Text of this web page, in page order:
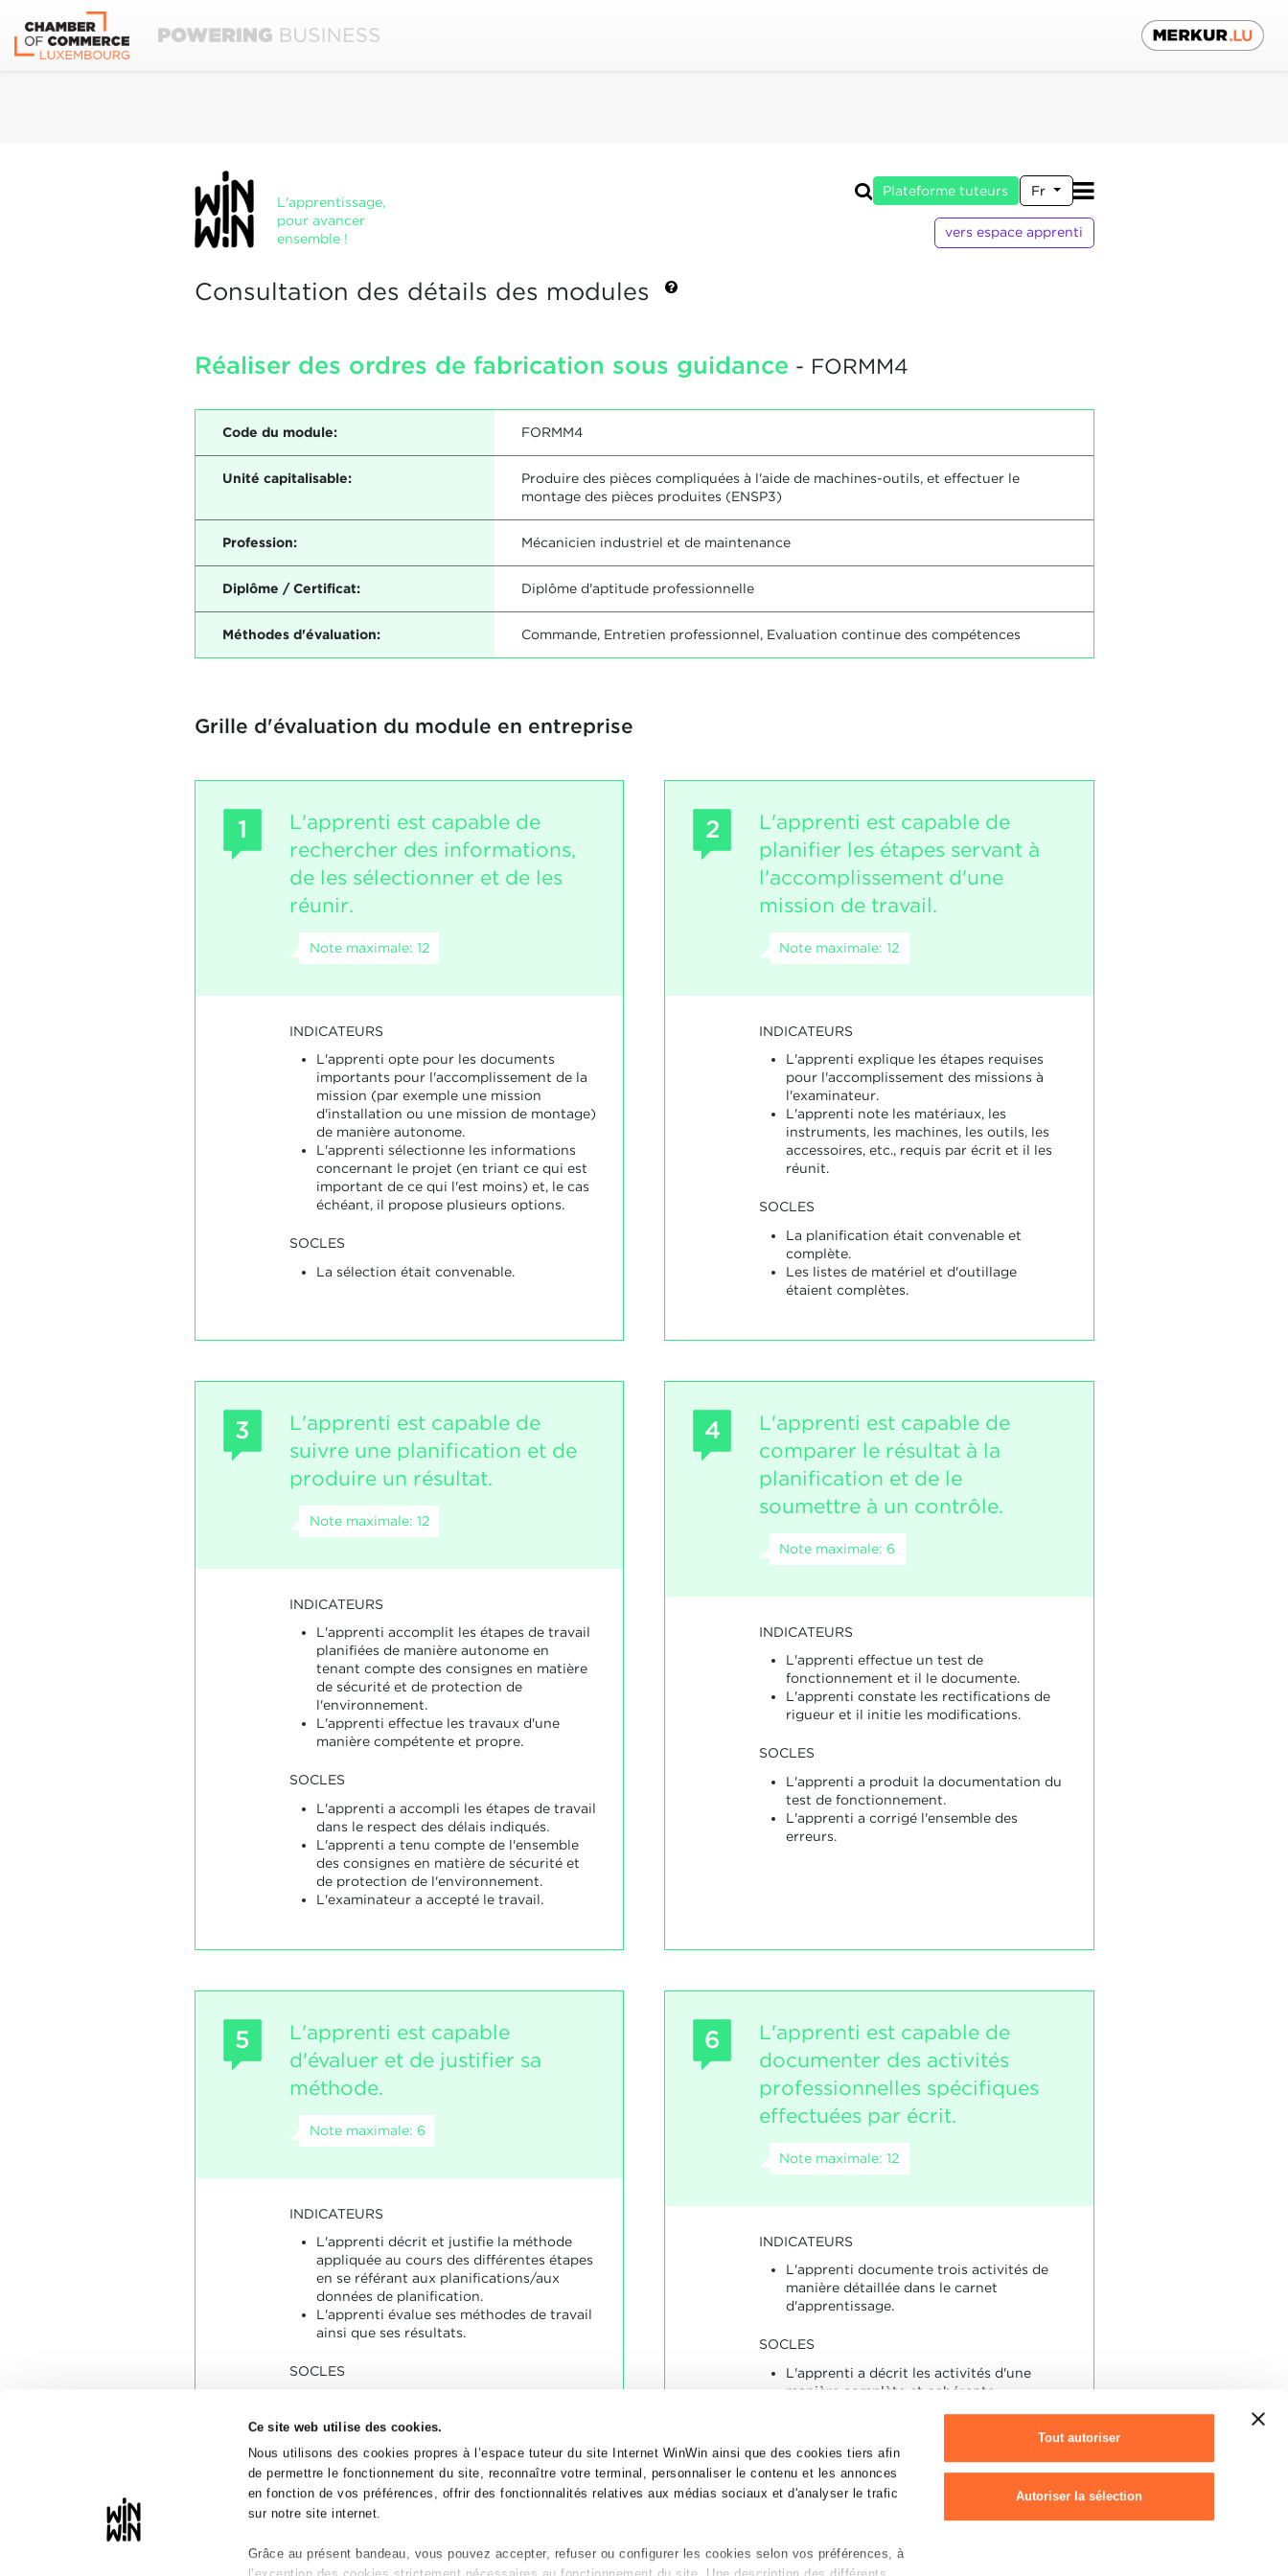
Ce site web utilise des cookies.
Nous utilisons des cookies propres à l’espace tuteur du site Internet WinWin ainsi que des cookies tiers afin
de permettre le fonctionnement du site, reconnaître votre terminal, personnaliser le contenu et les annonces
en fonction de vos préférences, offrir des fonctionnalités relatives aux médias sociaux et d'analyser le trafic
sur notre site internet.
Grâce au présent bandeau, vous pouvez accepter, refuser ou configurer les cookies selon vos préférences, à
Tout autoriser
Autoriser la sélection
L'apprentissage,
pour avancer
ensemble !
Plateforme tuteurs Fr
vers espace apprenti
Consultation des détails des modules
Réaliser des ordres de fabrication sous guidance - FORMM4
Code du module: FORMM4
Unité capitalisable:
Produire des pièces compliquées à l'aide de machines-outils, et effectuer le
montage des pièces produites (ENSP3)
Profession: Mécanicien industriel et de maintenance
Diplôme / Certificat: Diplôme d'aptitude professionnelle
Méthodes d'évaluation: Commande, Entretien professionnel, Evaluation continue des compétences
Grille d'évaluation du module en entreprise
1
L'apprenti est capable de
rechercher des informations,
de les sélectionner et de les
réunir.
Note maximale: 12
INDICATEURS
L'apprenti opte pour les documents
importants pour l'accomplissement de la
mission (par exemple une mission
d'installation ou une mission de montage)
de manière autonome.
L'apprenti sélectionne les informations
concernant le projet (en triant ce qui est
important de ce qui l'est moins) et, le cas
échéant, il propose plusieurs options.
SOCLES
La sélection était convenable.
2
L'apprenti est capable de
planifier les étapes servant à
l'accomplissement d'une
mission de travail.
Note maximale: 12
INDICATEURS
L'apprenti explique les étapes requises
pour l'accomplissement des missions à
l'examinateur.
L'apprenti note les matériaux, les
instruments, les machines, les outils, les
accessoires, etc., requis par écrit et il les
réunit.
SOCLES
La planification était convenable et
complète.
Les listes de matériel et d'outillage
étaient complètes.
3
L'apprenti est capable de
suivre une planification et de
produire un résultat.
Note maximale: 12
INDICATEURS
L'apprenti accomplit les étapes de travail
planifiées de manière autonome en
tenant compte des consignes en matière
de sécurité et de protection de
l'environnement.
L'apprenti effectue les travaux d'une
manière compétente et propre.
SOCLES
L'apprenti a accompli les étapes de travail
dans le respect des délais indiqués.
L'apprenti a tenu compte de l'ensemble
des consignes en matière de sécurité et
de protection de l'environnement.
L'examinateur a accepté le travail.
4
L'apprenti est capable de
comparer le résultat à la
planification et de le
soumettre à un contrôle.
Note maximale: 6
INDICATEURS
L'apprenti effectue un test de
fonctionnement et il le documente.
L'apprenti constate les rectifications de
rigueur et il initie les modifications.
SOCLES
L'apprenti a produit la documentation du
test de fonctionnement.
L'apprenti a corrigé l'ensemble des
erreurs.
5
L'apprenti est capable
d'évaluer et de justifier sa
méthode.
Note maximale: 6
INDICATEURS
L'apprenti décrit et justifie la méthode
appliquée au cours des différentes étapes
en se référant aux planifications/aux
données de planification.
L'apprenti évalue ses méthodes de travail
ainsi que ses résultats.
SOCLES
l'aspect du contenu et convenable.
L'évaluation était claire, compréhensible
et convenable.
6
L'apprenti est capable de
documenter des activités
professionnelles spécifiques
effectuées par écrit.
Note maximale: 12
INDICATEURS
L'apprenti documente trois activités de
manière détaillée dans le carnet
d'apprentissage.
SOCLES
L'apprenti a décrit les activités d'une
manière complète et cohérente.